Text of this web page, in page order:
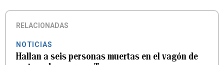
RELACIONADAS
NOTICIAS
Hallan a seis personas muertas en el vagón de